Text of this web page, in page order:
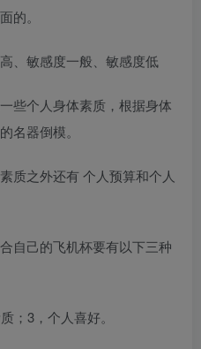
的。
、敏感度一般、敏感度低
些个人身体素质，根据身体
名器倒模。
质之外还有 个人预算和个人
自己的飞机杯要有以下三种
；3，个人喜好。